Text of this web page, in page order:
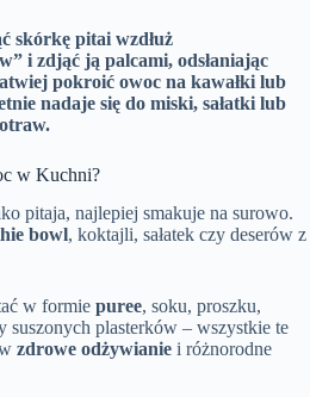
skórkę pitai wzdłuż
i zdjąć ją palcami, odsłaniając
pokroić owoc na kawałki lub
nadaje się do miski, sałatki lub
w Kuchni?
pitaja, najlepiej smakuje na surowo.
bowl, koktajli, sałatek czy deserów z
w formie puree, soku, proszku,
plasterków – wszystkie te
zdrowe odżywianie i różnorodne